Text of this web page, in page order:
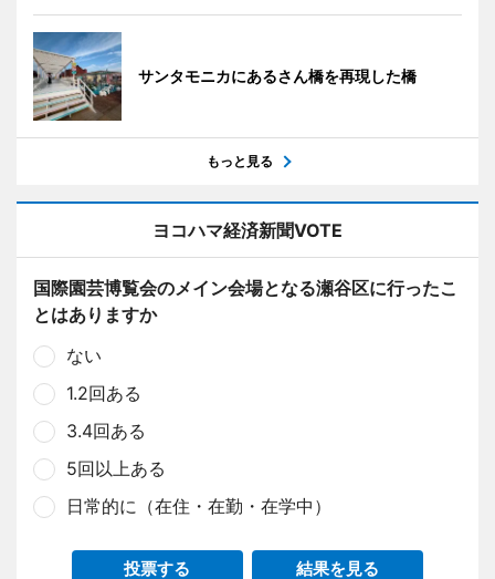
サンタモニカにあるさん橋を再現した橋
もっと見る
ヨコハマ経済新聞VOTE
国際園芸博覧会のメイン会場となる瀬谷区に行ったこ
とはありますか
ない
1.2回ある
3.4回ある
5回以上ある
日常的に（在住・在勤・在学中）
投票する 結果を見る